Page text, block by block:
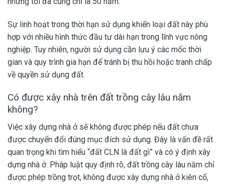
Sự linh hoạt trong thời hạn sử dụng khiến loại đất này phù
hợp với nhiều hình thức đầu tư dài hạn trong lĩnh vực nông
nghiệp. Tuy nhiên, người sử dụng cần lưu ý các mốc thời
gian và quy trình gia hạn để tránh bị thu hồi hoặc tranh chấp
về quyền sử dụng đất.
Có được xây nhà trên đất trồng cây lâu năm
không?
Việc xây dựng nhà ở sẽ không được phép nếu đất chưa
được chuyển đổi đúng mục đích sử dụng. Đây là vấn đề rất
quan trọng khi tìm hiểu “đất CLN là đất gì” và có ý định xây
dựng nhà ở. Pháp luật quy định rõ, đất trồng cây lâu năm chỉ
được phép trồng trọt, không được xây dựng nhà ở kiên cố,